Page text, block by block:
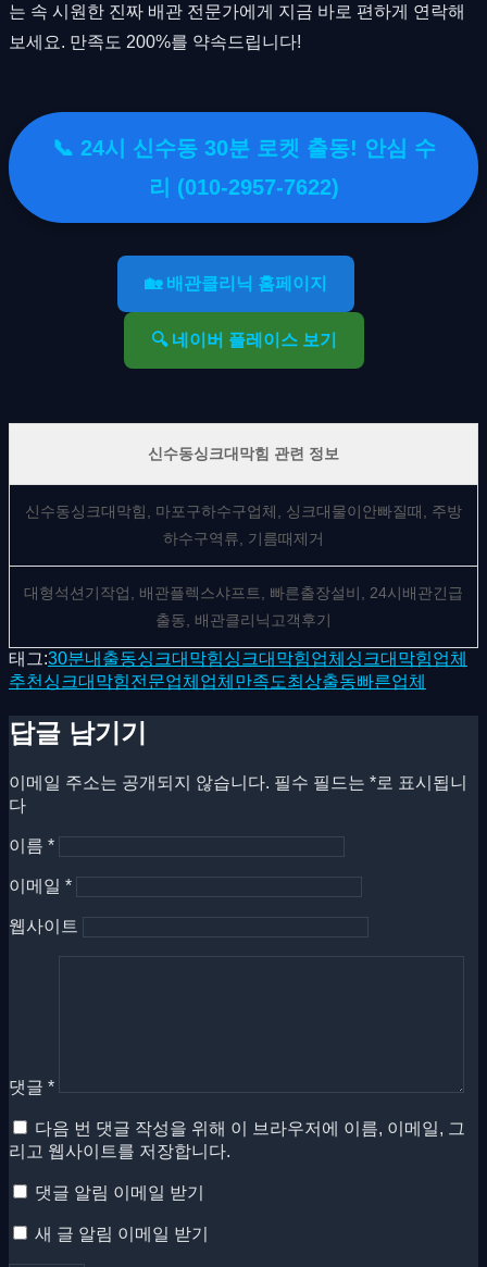
는 속 시원한 진짜 배관 전문가에게 지금 바로 편하게 연락해
보세요. 만족도 200%를 약속드립니다!
📞 24시 신수동 30분 로켓 출동! 안심 수
리 (010-2957-7622)
🏡 배관클리닉 홈페이지
🔍 네이버 플레이스 보기
신수동싱크대막힘 관련 정보
신수동싱크대막힘, 마포구하수구업체, 싱크대물이안빠질때, 주방
하수구역류, 기름때제거
대형석션기작업, 배관플렉스샤프트, 빠른출장설비, 24시배관긴급
출동, 배관클리닉고객후기
태그:30분내출동싱크대막힘싱크대막힘업체 싱크대막힘업체
추천 싱크대막힘전문업체 업체만족도최상출동빠른업체
답글 남기기
이메일 주소는 공개되지 않습니다. 필수 필드는 *로 표시됩니
다
이름 *
이메일 *
웹사이트
댓글 *
다음 번 댓글 작성을 위해 이 브라우저에 이름, 이메일, 그
리고 웹사이트를 저장합니다.
댓글 알림 이메일 받기
새 글 알림 이메일 받기